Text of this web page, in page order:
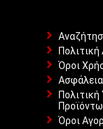
Όροι
Όροι